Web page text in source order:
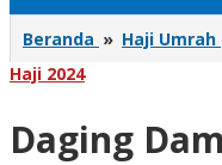
Beranda » Haji Umrah
Haji 2024
Daging